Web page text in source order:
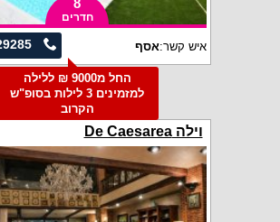
8
חדרים
איש קשר:אסף
החל מ9000 ₪ ללילה
למזמינים 3 לילות בסופ"ש
הקרוב
וילה De Caesarea